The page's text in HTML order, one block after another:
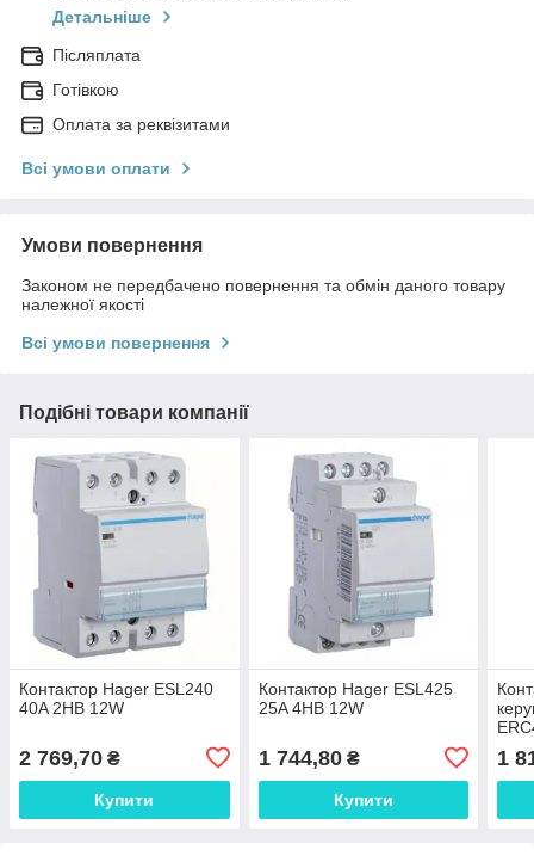
Детальніше
Післяплата
Готівкою
Оплата за реквізитами
Всі умови оплати
Умови повернення
Законом не передбачено повернення та обмін даного товару
належної якості
Всі умови повернення
Подібні товари компанії
Контактор Hager ESL240
40A 2НВ 12W
2 769,70 ₴
Купити
Контактор Hager ESL425
25A 4НВ 12W
1 744,80₴
Купити
1